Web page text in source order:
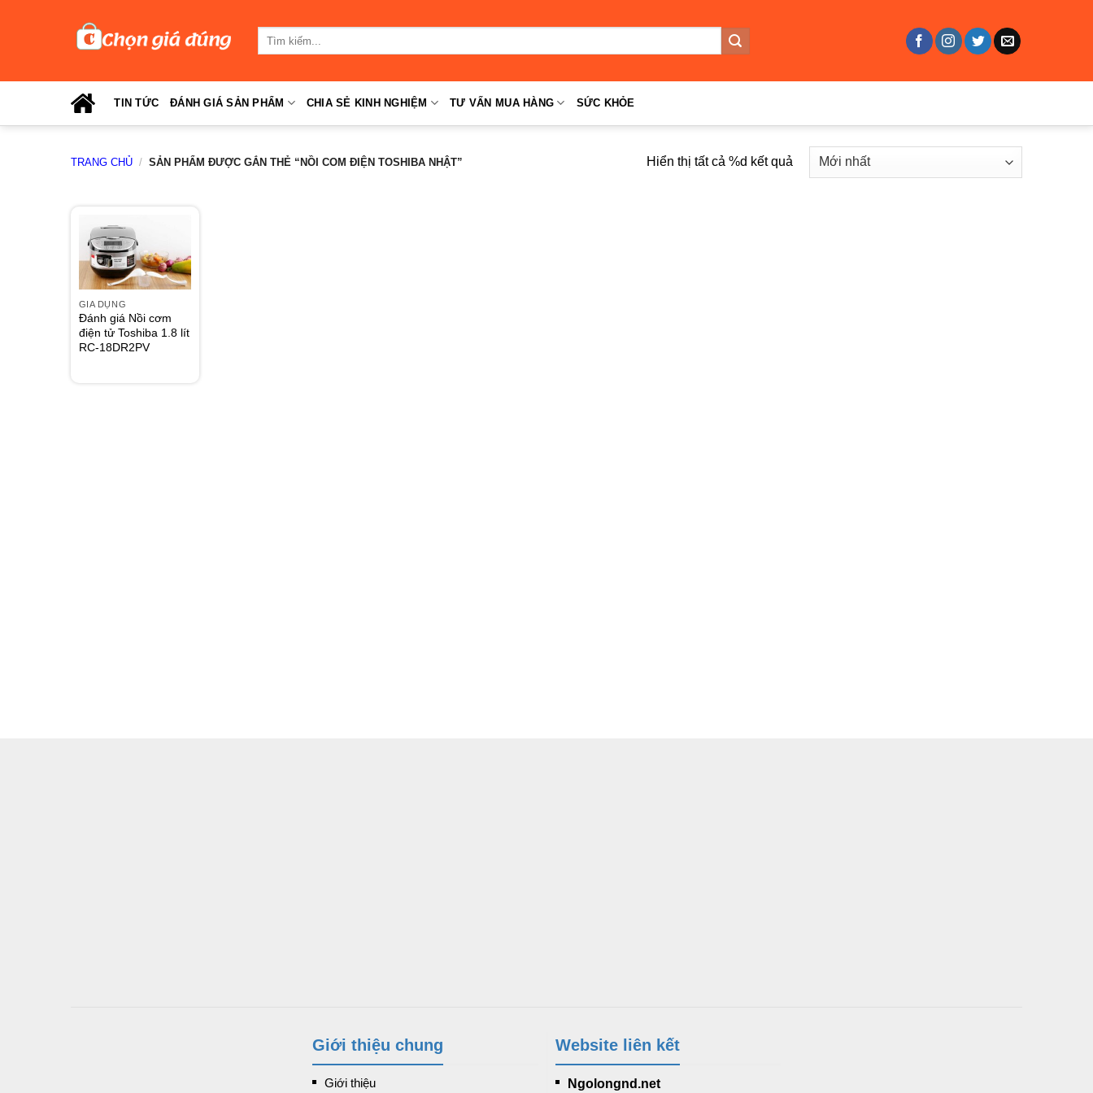
TIN TỨC ĐÁNH GIÁ SẢN PHẨM CHIA SẺ KINH NGHIỆM TƯ VẤN MUA HÀNG SỨC KHỎE
TRANG CHỦ / SẢN PHẨM ĐƯỢC GẮN THẺ “NỒI COM ĐIỆN TOSHIBA NHẬT” Hiển thị tất cả %d kết quả
GIA DỤNG
Đánh giá Nồi cơm
điện tử Toshiba 1.8 lít
RC-18DR2PV
Giới thiệu chung
Giới thiệu
Website liên kết
Ngolongnd.net